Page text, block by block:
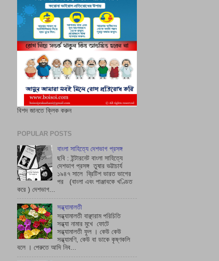
বিশদ জানতে ক্লিক করুন
POPULAR POSTS
বাংলা সাহিত্যে দেশভাগ প্রসঙ্গ
ছবি : ইন্টারনেট বাংলা সাহিত্যে
দেশভাগ প্রসঙ্গ তুষার ভট্টাচাৰ্য
১৯৪৭ সালে ব্রিটিশ ভারত ভাগের
পর (বাংলা এবং পাঞ্জাবকে খণ্ডিত
করে ) দেশভাগ...
সন্ধ্যামালতী
সন্ধ্যামালতী বাঞ্ছারাম পরিচিতি
সন্ধ্যা নামার মুখে ফোটে
সন্ধ্যামালতী ফুল । কেউ কেউ
সন্ধ্যামণি, কেউ বা ডাকে কৃষ্ণকলি
বলে । পেরুতে আদি নিব...